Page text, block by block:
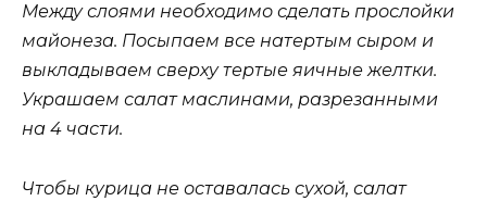
Между слоями необходимо сделать прослойки
майонеза. Посыпаем все натертым сыром и
выкладываем сверху тертые яичные желтки.
Украшаем салат маслинами, разрезанными
на 4 части.
Чтобы курица не оставалась сухой, салат